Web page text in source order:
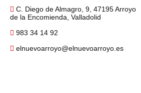
C. Diego de Almagro, 9, 47195 Arroyo
de la Encomienda, Valladolid
983 34 14 92
elnuevoarroyo@elnuevoarroyo.es